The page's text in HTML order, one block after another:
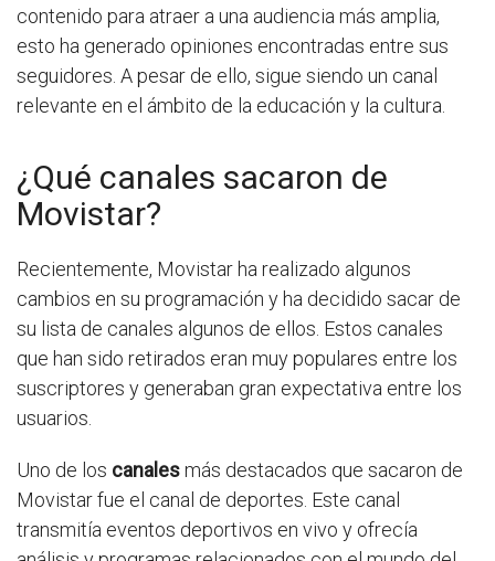
contenido para atraer a una audiencia más amplia,
esto ha generado opiniones encontradas entre sus
seguidores. A pesar de ello, sigue siendo un canal
relevante en el ámbito de la educación y la cultura.
¿Qué canales sacaron de
Movistar?
Recientemente, Movistar ha realizado algunos
cambios en su programación y ha decidido sacar de
su lista de canales algunos de ellos. Estos canales
que han sido retirados eran muy populares entre los
suscriptores y generaban gran expectativa entre los
usuarios.
Uno de los canalesmás destacados que sacaron de
Movistar fue el canal de deportes. Este canal
transmitía eventos deportivos en vivo y ofrecía